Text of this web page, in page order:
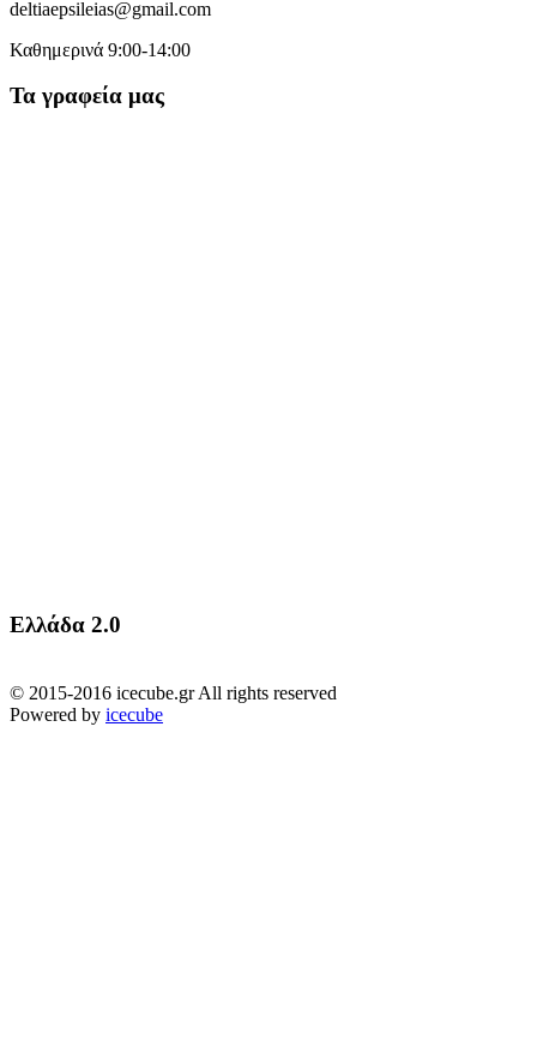
deltiaepsileias@gmail.com
Καθημερινά 9:00-14:00
Τα γραφεία μας
Ελλάδα 2.0
© 2015-2016 icecube.gr All rights reserved
Powered by icecube